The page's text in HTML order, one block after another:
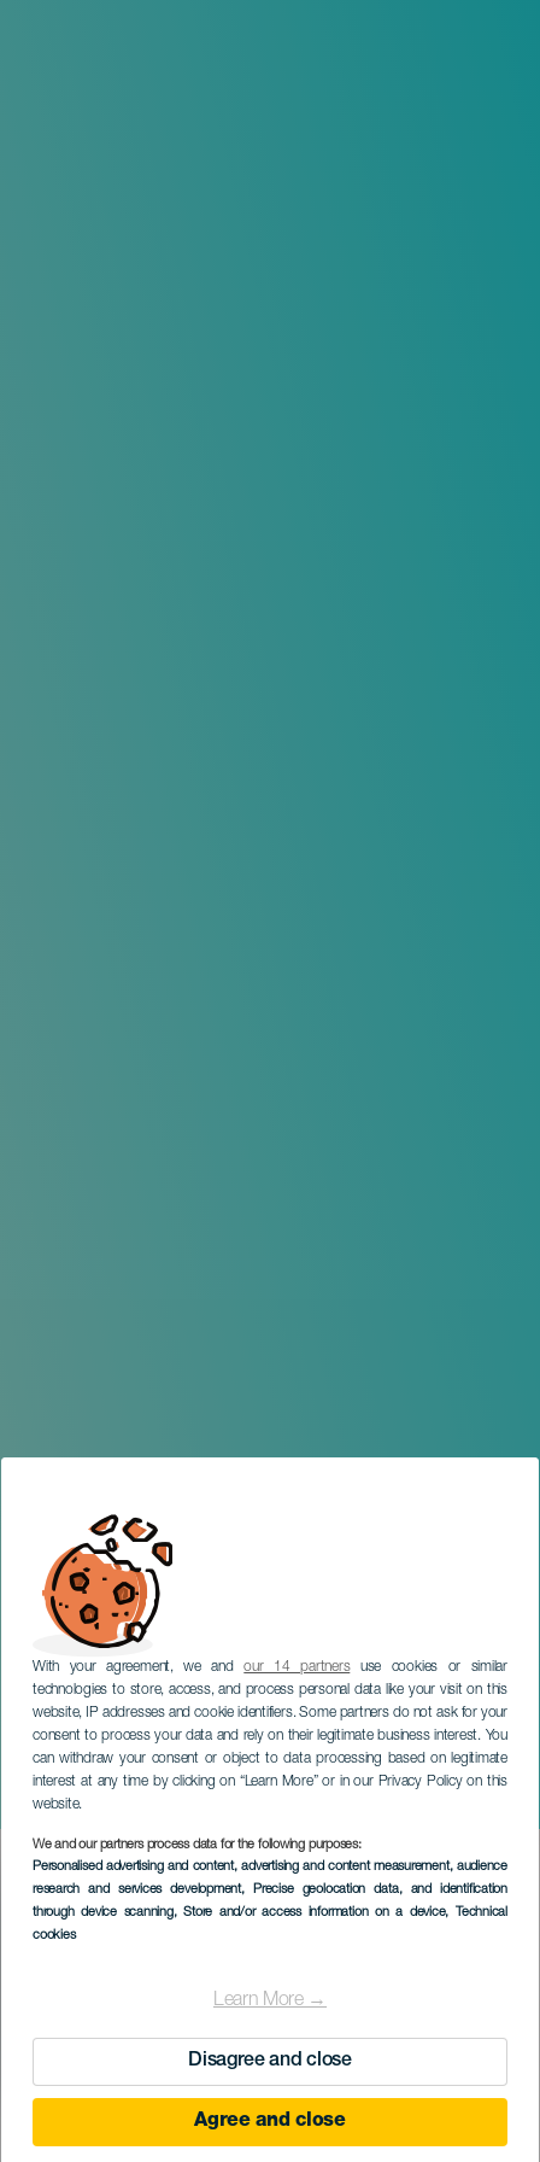
With your agreement, we andour 14 partnersuse cookies or similar
technologies to store, access, and process personal data like your visit on this
website, IP addresses and cookie identifiers. Some partners do not ask for your
consent to process your data and rely on their legitimate business interest. You
can withdraw your consent or object to data processing based on legitimate
interest at any time by clicking on “Learn More” or in our Privacy Policy on this
website.
We and our partners process data for the following purposes:
Personalised advertising and content, advertising and content measurement, audience
research and services development, Precise geolocation data, and identification
through device scanning, Store and/or access information on a device, Technical
cookies
Learn More →
Disagree and close
Agree and close
Vår Frue av snøens
festligheter
LANZAROTE
Imagen
Listado